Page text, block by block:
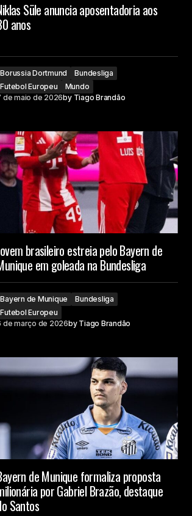
Süle anuncia aposentadoria aos
anos
Borussia Dortmund
Bundesliga
Futebol Europeu
Mundo
de maio de 2026by Tiago Brandão
brasileiro estreia pelo Bayern de
em goleada na Bundesliga
Bayern de Munique
Bundesliga
Futebol Europeu
de março de 2026by Tiago Brandão
de Munique formaliza proposta
por Gabriel Brazão, destaque
Santos